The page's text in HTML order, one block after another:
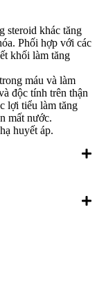
steroid khác tăng
Phối hợp với các
khối làm tăng
máu và làm
độc tính trên thận
lợi tiểu làm tăng
mất nước.
huyết áp.